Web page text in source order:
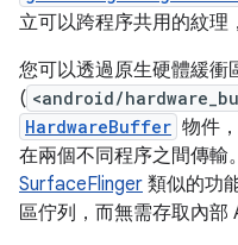
立可以跨程序共用的紋理
您可以透過原生硬體緩衝
( <android/
HardwareBuffer 物件
在兩個不同程序之間傳輸
SurfaceFlinger 類似的功
區佇列，而無需存取內部